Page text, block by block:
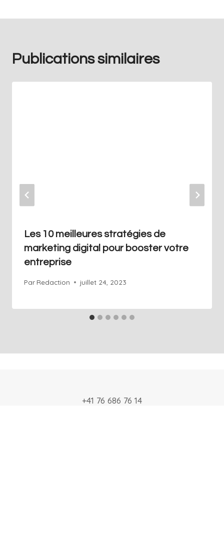
Publications similaires
Les 10 meilleures stratégies de
marketing digital pour booster votre
entreprise
Par Redaction juillet 24, 2023
+41 76 686 76 14